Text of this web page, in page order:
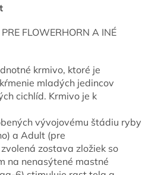
FLOWERHORN A INÉ
krmivo, ktoré je
mladých jedincov
cichlíd. Krmivo je k
vývojovému štádiu
a Adult (pre
zostava zložiek so
na nenasýtené mastné